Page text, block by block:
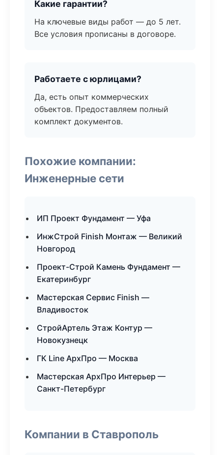
Какие гарантии?
На ключевые виды работ — до 5 лет.
Все условия прописаны в договоре.
Работаете с юрлицами?
Да, есть опыт коммерческих
объектов. Предоставляем полный
комплект документов.
Похожие компании:
Инженерные сети
ИП Проект Фундамент — Уфа
ИнжСтрой Finish Монтаж — Великий
Новгород
Проект-Строй Камень Фундамент —
Екатеринбург
Мастерская Сервис Finish —
Владивосток
СтройАртель Этаж Контур —
Новокузнецк
ГК Line АрхПро — Москва
Мастерская АрхПро Интерьер —
Санкт-Петербург
Компании в Ставрополь